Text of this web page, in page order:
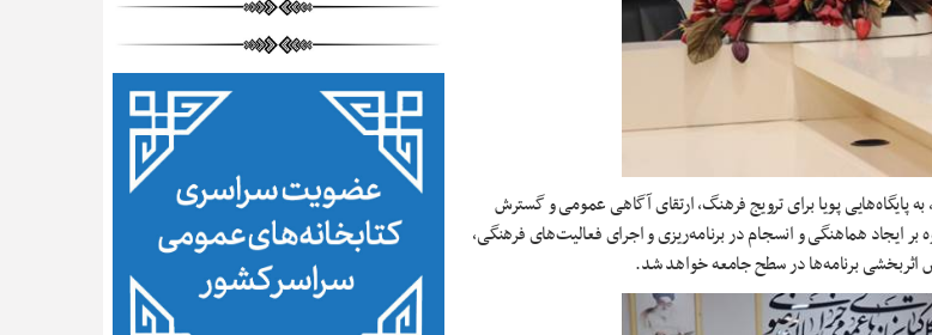
پایگاه‌هایی پویا برای ترویج فرهنگ، ارتقای آگاهی عمومی و گسترش
ایجاد هماهنگی و انسجام در برنامه‌ریزی و اجرای فعالیت‌های فرهنگی،
اثربخشی برنامه‌ها در سطح جامعه خواهد شد.